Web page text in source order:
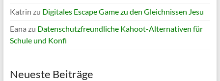
Katrin zu Digitales Escape Game zu den Gleichnissen Jesu
Eana zu Datenschutzfreundliche Kahoot-Alternativen für
Schule und Konfi
Neueste Beiträge